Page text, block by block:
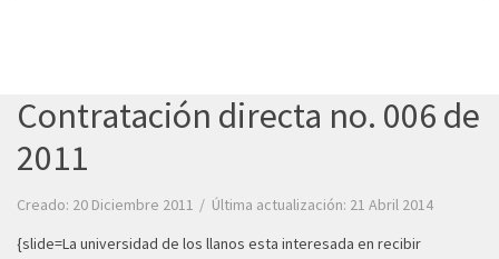
Contratación directa no. 006 de
2011
Creado: 20 Diciembre 2011
Última actualización: 21 Abril 2014
{slide=La universidad de los llanos esta interesada en recibir